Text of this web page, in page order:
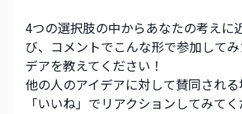
4つの選択肢の中からあなたの考えに
び、コメントでこんな形で参加して
デアを教えてください！
他の人のアイデアに対して賛同され
「いいね」でリアクションしてみて